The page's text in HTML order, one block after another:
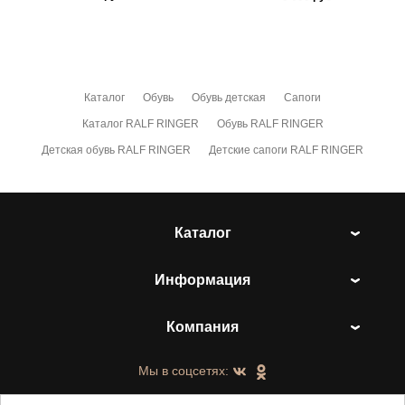
Каталог Обувь Обувь детская Сапоги
Каталог RALF RINGER Обувь RALF RINGER
Детская обувь RALF RINGER Детские сапоги RALF RINGER
Каталог
Информация
Компания
Мы в соцсетях: